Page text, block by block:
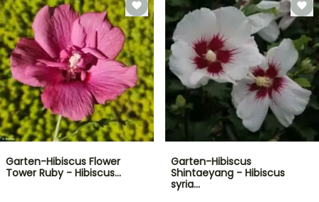
Garten-Hibiscus Flower
Tower Ruby - Hibiscus…
Garten-Hibiscus
Shintaeyang - Hibiscus
syria…